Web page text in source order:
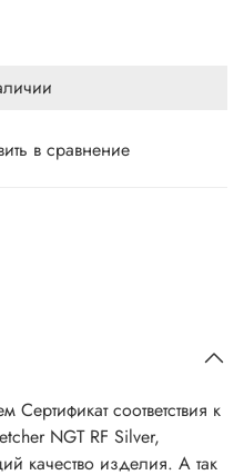
в сравнение
соответствия к
NGT RF Silver,
качество изделия. А так